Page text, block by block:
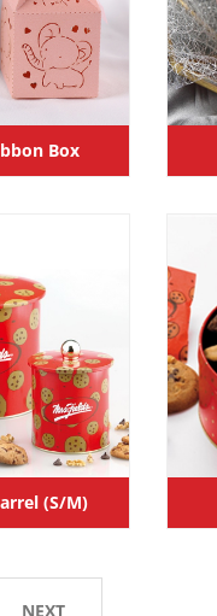
Box
(S/M)
NEXT